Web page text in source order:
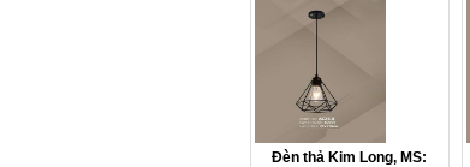
Đèn thả Kim Long, MS: